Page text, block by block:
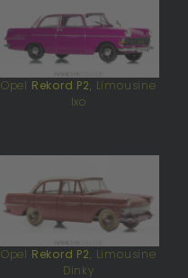
Opel Rekord P2, Limousine
Ixo
Opel Rekord P2, Limousine
Dinky